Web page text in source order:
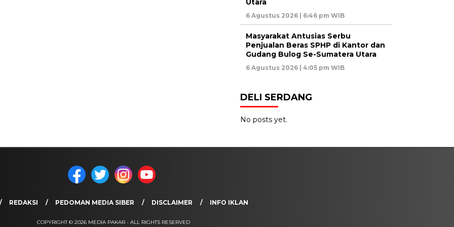
Utara
6 Agustus 2026 | 6:46 pm WIB
Masyarakat Antusias Serbu
Penjualan Beras SPHP di Kantor dan
Gudang Bulog Se-Sumatera Utara
6 Agustus 2026 | 4:05 pm WIB
DELI SERDANG
No posts yet.
REDAKSI PEDOMAN MEDIA SIBER DISCLAIMER INFO IKLAN
COPYRIGHT © 2026 MEDIA PAKAR - ALL RIGHTS RESERVED